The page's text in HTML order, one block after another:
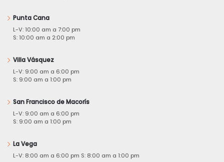
Punta Cana
L-V: 10:00 am a 7:00 pm
S: 10:00 am a 2:00 pm
Villa Vásquez
L-V: 9:00 am a 6:00 pm
S: 9:00 am a 1:00 pm
San Francisco de Macorís
L-V: 9:00 am a 6:00 pm
S: 9:00 am a 1:00 pm
La Vega
L-V: 8:00 am a 6:00 pm S: 8:00 am a 1:00 pm